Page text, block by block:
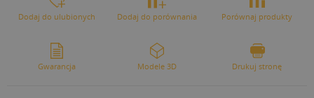
Dodaj do ulubionych Dodaj do porównania Porównaj produkty
Gwarancja Modele 3D Drukuj stronę